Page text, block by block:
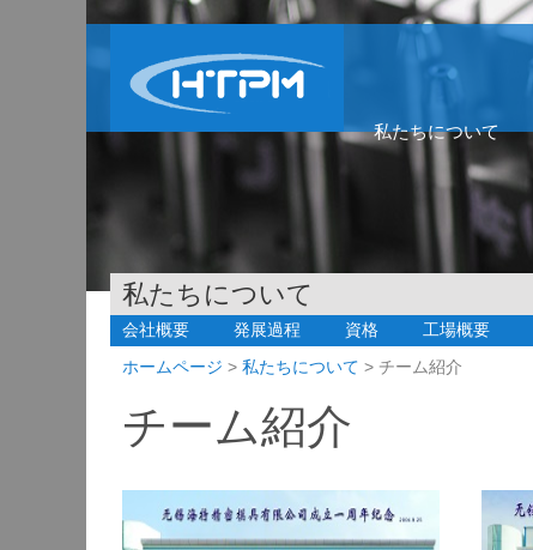
私たちについて
私たちについて
会社概要
発展過程 資格 工場概要
ホームページ > 私たちについて > チーム紹介
チーム紹介